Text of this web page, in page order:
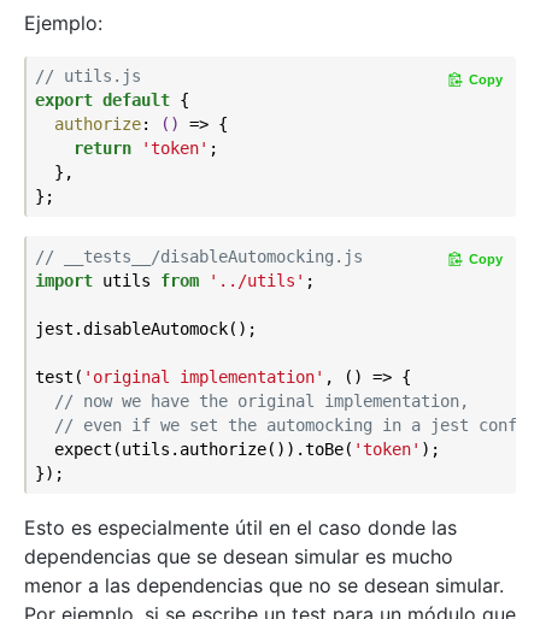
Ejemplo:
// utils.js
export default {
authorize: () => {
return
'token' ;
  },
Copy
// __tests__/disableAutomocking.js
import utils from '../utils' ;
jest.disableAutomock();
test( 'original implementation' , () => {
// now we have the original implementation,
// even if we set the automocking in a jest
  expect(utils.authorize()).toBe(
'token' );
Copy
Esto es especialmente útil en el caso donde las
dependencias que se desean simular es mucho
menor a las dependencias que no se desean simular.
Por ejemplo, si se escribe un test para un módulo que